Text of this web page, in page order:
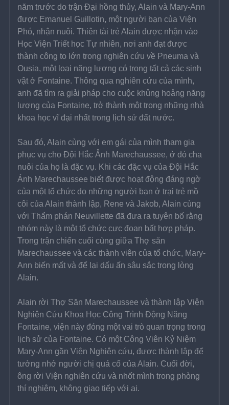
năm trước do trận Đại hồng thủy, Alain và Mary-Ann
được Emanuel Guillotin, một người bạn của Viện
Phó, nhận nuôi. Thiên tài trẻ Alain được nhận vào
Học Viện Triết học Tự nhiên, nơi anh đạt được
thành công to lớn trong nghiên cứu về Pneuma và
Ousia, một loại năng lượng có trong tất cả các sinh
vật ở Fontaine. Thông qua nghiên cứu của mình,
anh đã tìm ra giải pháp cho cuộc khủng hoảng năng
lượng của Fontaine, trở thành một trong những nhà
khoa học vĩ đại nhất trong lịch sử đất nước.
Sau đó, Alain cùng với em gái của mình tham gia
phục vụ cho Đội Hắc Ảnh Marechaussee, ở đó cha
nuôi của họ là đặc vụ. Khi các đặc vụ của Đội Hắc
Ảnh Marechaussee biết được hoạt động đáng ngờ
của một tổ chức do những người bạn ở trại trẻ mồ
côi của Alain thành lập, Rene và Jakob, Alain cùng
với Thẩm phán Neuvillette đã đưa ra tuyên bố rằng
nhóm này là một tổ chức cực đoan bất hợp pháp.
Trong trận chiến cuối cùng giữa Thợ săn
Marechaussee và các thành viên của tổ chức, Mary-
Ann biến mất và để lại dấu ấn sâu sắc trong lòng
Alain.
Alain rời Thợ Săn Marechaussee và thành lập Viện
Nghiên Cứu Khoa Học Công Trình Động Năng
Fontaine, viện này đóng một vai trò quan trọng trong
lịch sử của Fontaine. Có một Công Viên Kỷ Niệm
Mary-Ann gần Viện Nghiên cứu, được thành lập để
tưởng nhớ người chị quá cố của Alain. Cuối đời,
ông rời Viện nghiên cứu và nhốt mình trong phòng
thí nghiệm, không giao tiếp với ai.